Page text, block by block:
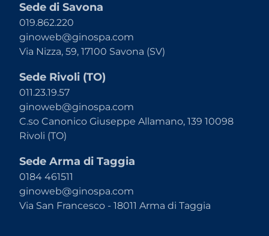
Sede di Savona
019.862.220
ginoweb@ginospa.com
Via Nizza, 59, 17100 Savona (SV)
Sede Rivoli (TO)
011.23.19.57
ginoweb@ginospa.com
C.so Canonico Giuseppe Allamano, 139 10098
Rivoli (TO)
Sede Arma di Taggia
0184 461511
ginoweb@ginospa.com
Via San Francesco - 18011 Arma di Taggia